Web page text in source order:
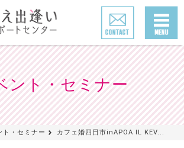
ント・セミナー
ト・セミナー カフェ婚四日市inAPOA IL KEV...